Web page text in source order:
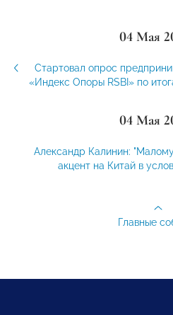
04 Мая
Стартовал опрос
«Индекс Опоры RSBI» по
04 Мая
Александр Калинин:
акцент на Китай в
Главные